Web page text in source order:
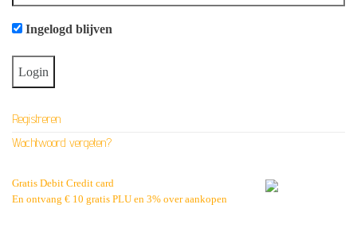
Ingelogd blijven
Registreren
Wachtwoord vergeten?
Gratis Debit Credit card
En ontvang € 10 gratis PLU en 3% over aankopen